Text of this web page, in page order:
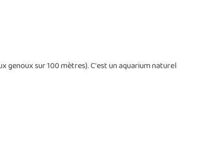
genoux sur 100 mètres). C'est un aquarium naturel